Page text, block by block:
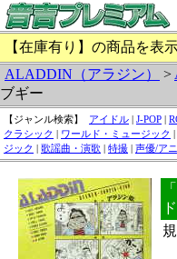
【在庫有り】の商品を表
ALADDIN（アラジン）
>
ブギー
【ジャンル検索】 アイドル | J-POP |
クラシック | ワールド・ミュージック |
ジック | 歌謡曲・演歌 | 特撮 | 声優/ア